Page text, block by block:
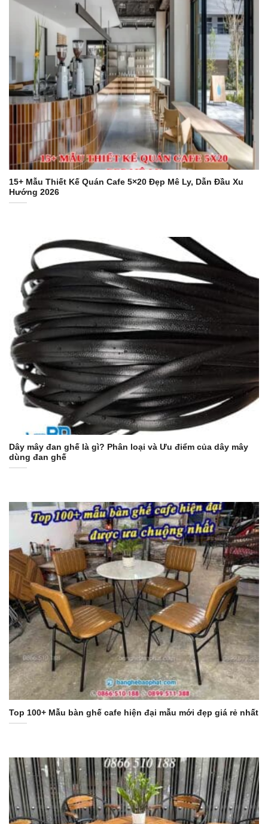
15+ Mẫu Thiết Kế Quán Cafe 5×20 Đẹp Mê Ly, Dẫn Đầu Xu
Hướng 2026
Dây mây đan ghế là gì? Phân loại và Ưu điểm của dây mây
dùng đan ghế
Top 100+ Mẫu bàn ghế cafe hiện đại mẫu mới đẹp giá rẻ nhất